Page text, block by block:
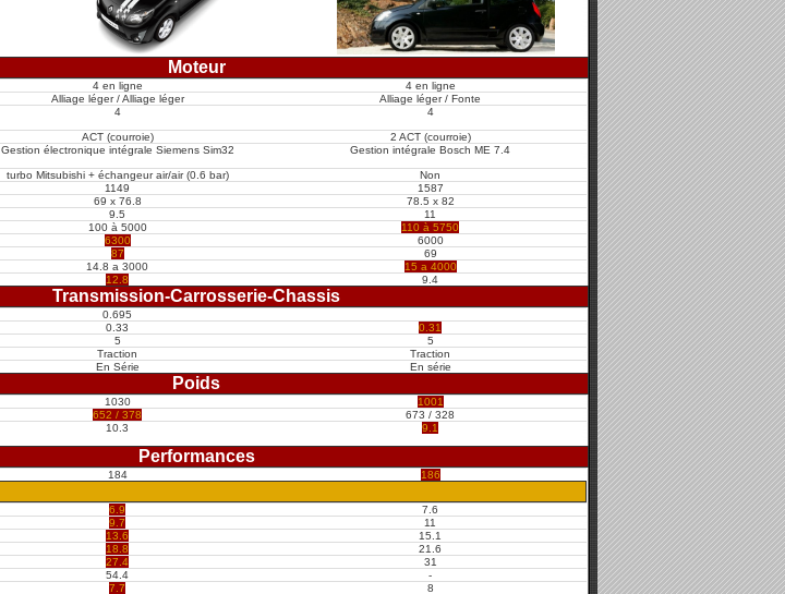
Moteur
4 en ligne
4 en ligne
Alliage léger / Alliage léger
Alliage léger / Fonte
4 4
ACT (courroie)
2 ACT (courroie)
Gestion électronique intégrale Siemens Sim32 Gestion intégrale Bosch ME 7.4
turbo Mitsubishi + échangeur air/air (0.6 bar)
Non
1149
1587
69 x 76.8
78.5 x 82
9.5
11
100 à 5000
110 à 5750
6300
6000
87
69
14.8 a 3000
15 a 4000
12.8 9.4
Transmission-Carrosserie-Chassis
0.695
0.33
0.31
5
5
Traction
Traction
En Série En série
Poids
1030
1001
652 / 378
673 / 328
10.3 9.1
Performances
184 186
6.9
7.6
9.7
11
13.6
15.1
18.8
21.6
27.4
31
54.4
-
7.7 8